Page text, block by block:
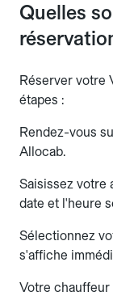
Quelles
Réserver votre
étapes :
Rendez-vous
Allocab.
Saisissez votre
date et l'heure
Sélectionnez
s'affiche
Votre chauffeur